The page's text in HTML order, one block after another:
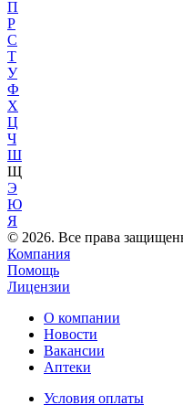
П
Р
С
Т
У
Ф
Х
Ц
Ч
Ш
Щ
Э
Ю
Я
© 2026. Все права
Компания
Помощь
Лицензии
О компании
Новости
Вакансии
Аптеки
Условия оплаты